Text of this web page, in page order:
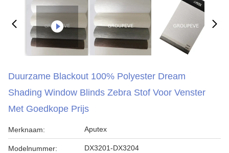
Duurzame Blackout 100% Polyester Dream
Shading Window Blinds Zebra Stof Voor Venster
Met Goedkope Prijs
Merknaam: Aputex
Modelnummer: DX3201-DX3204